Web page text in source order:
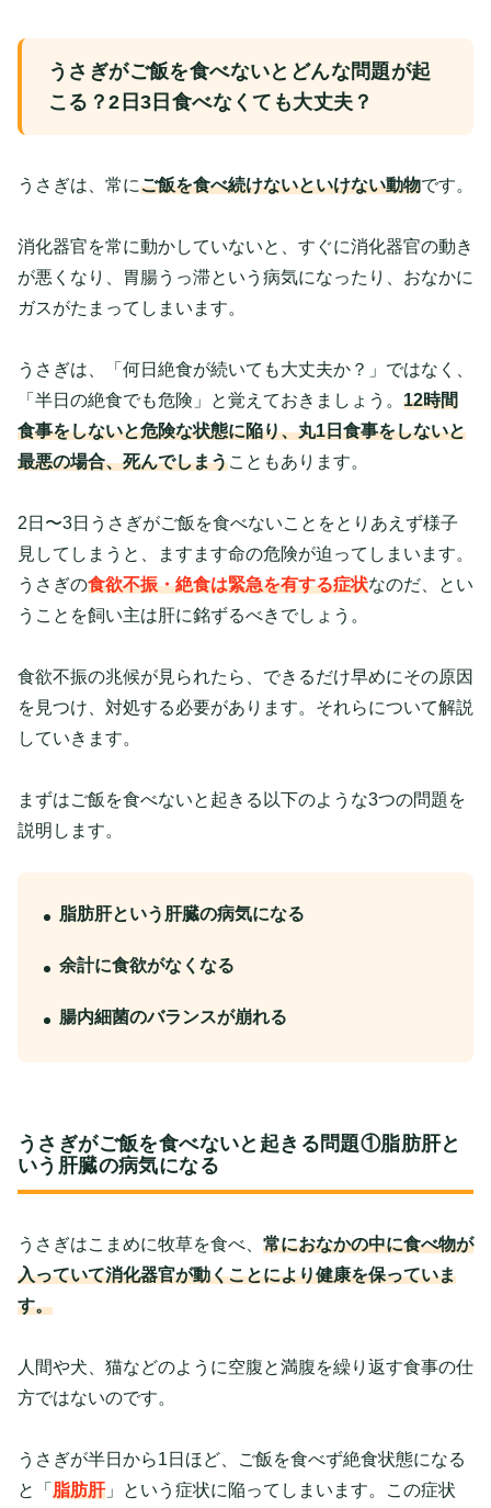
うさぎがご飯を食べないとどんな問題が起
こる？2日3日食べなくても大丈夫？
うさぎは、常にご飯を食べ続けないといけない動物です。
消化器官を常に動かしていないと、すぐに消化器官の動き
が悪くなり、胃腸うっ滞という病気になったり、おなかに
ガスがたまってしまいます。
うさぎは、「何日絶食が続いても大丈夫か？」ではなく、
「半日の絶食でも危険」と覚えておきましょう。 12時間
食事をしないと危険な状態に陥り、丸1日食事をしないと
最悪の場合、死んでしまうこともあります。
2日〜3日うさぎがご飯を食べないことをとりあえず様子
見してしまうと、ますます命の危険が迫ってしまいます。
うさぎの食欲不振・絶食は緊急を有する症状なのだ、とい
うことを飼い主は肝に銘ずるべきでしょう。
食欲不振の兆候が見られたら、できるだけ早めにその原因
を見つけ、対処する必要があります。それらについて解説
していきます。
まずはご飯を食べないと起きる以下のような3つの問題を
説明します。
脂肪肝という肝臓の病気になる
余計に食欲がなくなる
腸内細菌のバランスが崩れる
うさぎがご飯を食べないと起きる問題①脂肪肝と
いう肝臓の病気になる
うさぎはこまめに牧草を食べ、 常におなかの中に食べ物が
入っていて消化器官が動くことにより健康を保っていま
す。
人間や犬、猫などのように空腹と満腹を繰り返す食事の仕
方ではないのです。
うさぎが半日から1日ほど、ご飯を食べず絶食状態になる
と「 脂肪肝」という症状に陥ってしまいます。この症状